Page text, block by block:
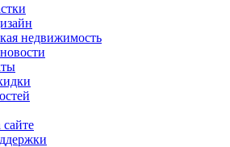
недвижимость